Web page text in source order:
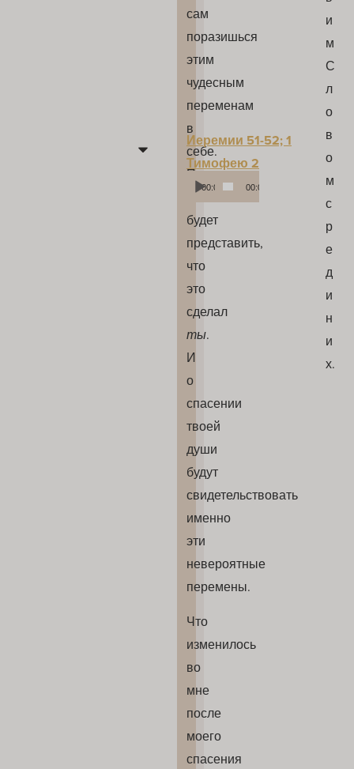
Аудиоплеер
00:00 00:00
сам
поразишься
этим
чудесным
переменам
в
себе.
Просто
невозможно
будет
представить,
что
это
сделал
ты.
И
о
спасении
твоей
души
будут
свидетельствовать
именно
эти
невероятные
перемены.
Что
изменилось
во
мне
после
моего
спасения
Иеремии 51-52; 1
Тимофею 2
и
м
С
л
о
в
о
м
с
р
е
д
и
н
и
х.